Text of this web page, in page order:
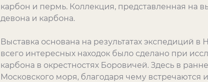
карбон и пермь. Коллекция, представленная на
девона и карбона.
Выставка основана на результатах экспедиций
всего интересных находок было сделано при
карбона в окрестностях Боровичей. Здесь в
Московского моря, благодаря чему встречаются